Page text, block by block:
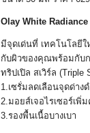
Olay White Radiance
มีจุดเด่นที่ เทคโนโลยีใ
กับผิวของคุณพร้อมกับ
ทริปเปิล สเวิร์ล (Triple
1.เซรั่มลดเลือนจุดด่างด
2.มอยส์เจอไรเซอร์เพิ่ม
3.รองพื้นเนื้อบางเบา